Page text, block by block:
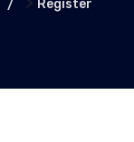
Register